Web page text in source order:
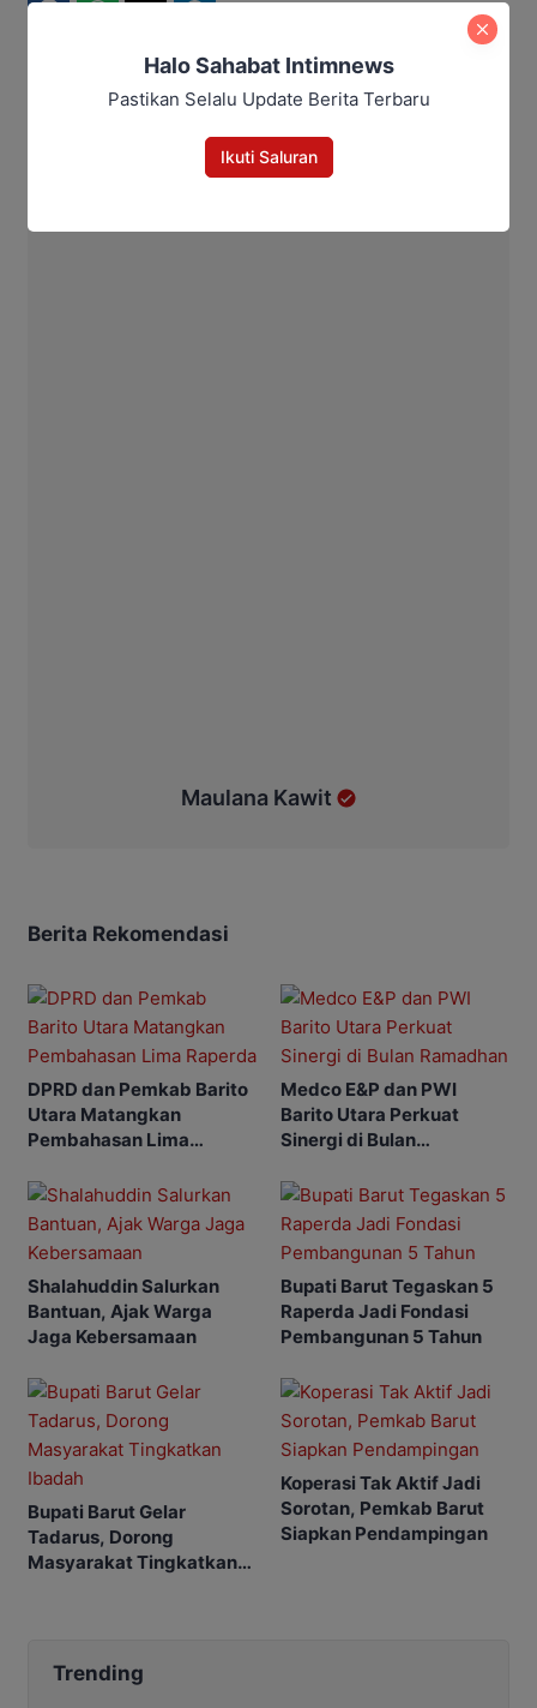
Maulana Kawit
Berita Rekomendasi
DPRD dan Pemkab Barito
Utara Matangkan
Pembahasan Lima
Medco E&P dan PWI
Barito Utara Perkuat
Sinergi di Bulan
Shalahuddin Salurkan
Bantuan, Ajak Warga
Jaga Kebersamaan
Bupati Barut Tegaskan 5
Raperda Jadi Fondasi
Pembangunan 5 Tahun
Bupati Barut Gelar
Tadarus, Dorong
Masyarakat Tingkatkan
Koperasi Tak Aktif Jadi
Sorotan, Pemkab Barut
Siapkan Pendampingan
Trending
Halo Sahabat Intimnews
Pastikan Selalu Update Berita Terbaru
Ikuti Saluran